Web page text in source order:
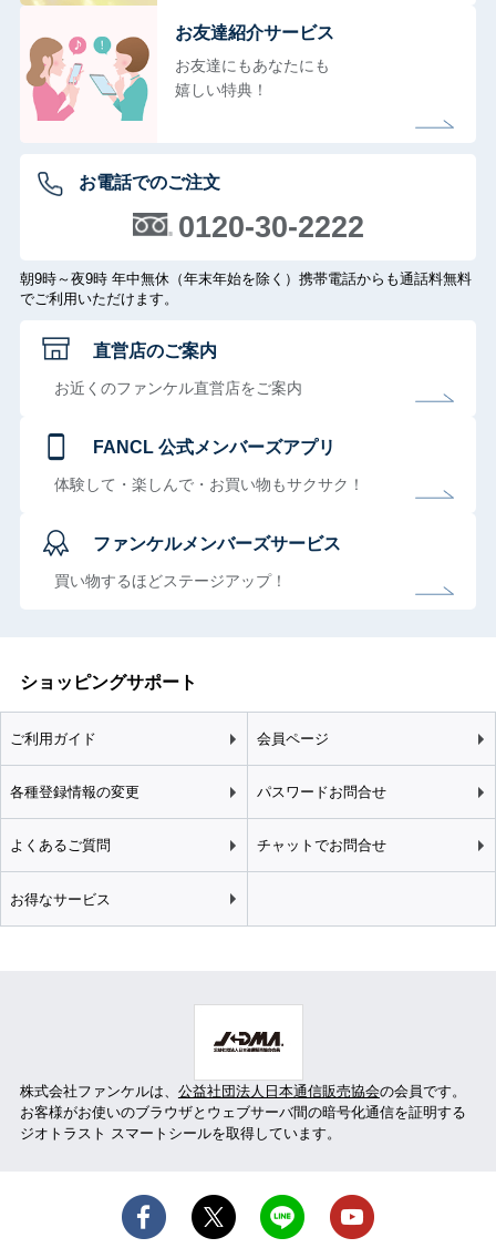
お友達紹介サービス
お友達にもあなたにも
嬉しい特典！
お電話でのご注文
0120-30-2222
朝9時～夜9時 年中無休（年末年始を除く）携帯電話からも通話料無料
でご利用いただけます。
直営店のご案内
お近くのファンケル直営店をご案内
FANCL 公式メンバーズアプリ
体験して・楽しんで・お買い物もサクサク！
ファンケルメンバーズサービス
買い物するほどステージアップ！
ショッピングサポート
ご利用ガイド 会員ページ
各種登録情報の変更 パスワードお問合せ
よくあるご質問 チャットでお問合せ
お得なサービス
株式会社ファンケルは、 公益社団法人日本通信販売協会の会員です。
お客様がお使いのブラウザとウェブサーバ間の暗号化通信を証明する
ジオトラスト スマートシールを取得しています。